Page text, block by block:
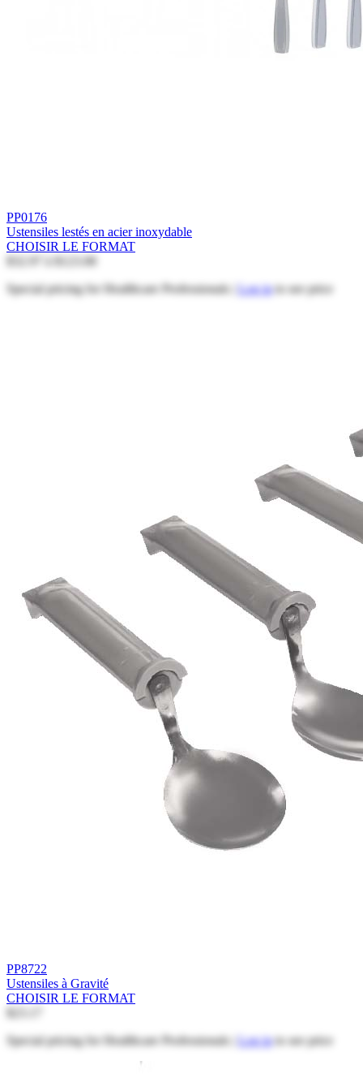
PP0176
Ustensiles lestés en acier inoxydable
CHOISIR LE FORMAT
$123.08
Special pricing for Healthcare Professionals | Log into see price
PP8722
Ustensiles à Gravité
CHOISIR LE FORMAT
Special pricing for Healthcare Professionals | Log into see price